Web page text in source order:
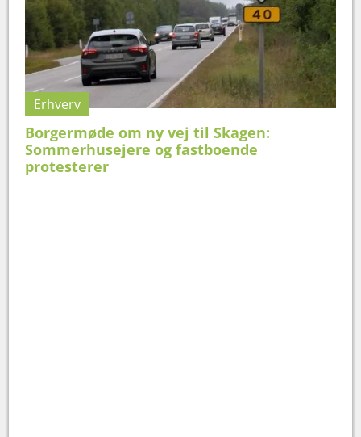
Erhverv
Borgermøde om ny vej til Skagen:
Sommerhusejere og fastboende
protesterer